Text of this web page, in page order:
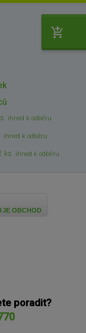
ihned k odběru
ihned k odběru
ks ihned k odběru
OBCHOD
poradit?